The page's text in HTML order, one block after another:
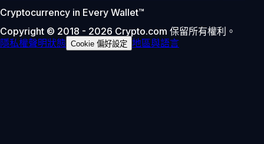
Cryptocurrency in Every Wallet™
Copyright © 2018 - 2026 Crypto.com 保留所有權利。
隱私權聲明狀態 Cookie 偏好設定 地區與語言